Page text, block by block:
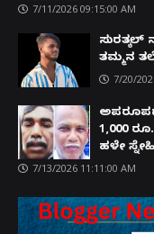
7/11/2026 09:15:00 AM
ಸುರತ್ಕಲ್
ತಮ್ಮನ
7/20/
1,000
ಹಳೇ
7/13/2026 11:11:00 AM